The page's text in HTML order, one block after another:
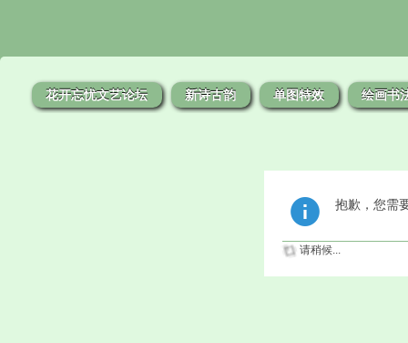
花开忘忧文艺论坛 新诗古韵 单图特效 绘画书
抱歉，您需
请稍候...